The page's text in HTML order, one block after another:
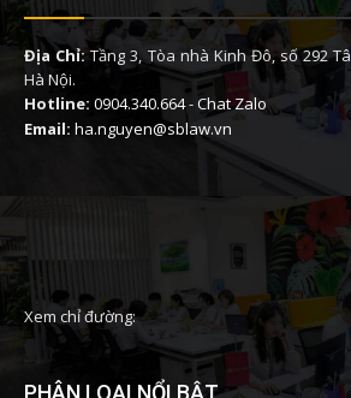
Địa Chỉ: Tầng 3, Tòa nhà Kinh Đô, số 292
Hà Nội.
Hotline: 0904.340.664-Chat Zalo
Email: ha.nguyen@sblaw.vn
Xem chỉ đường:
PHÂN LOẠI NỔI BẬT